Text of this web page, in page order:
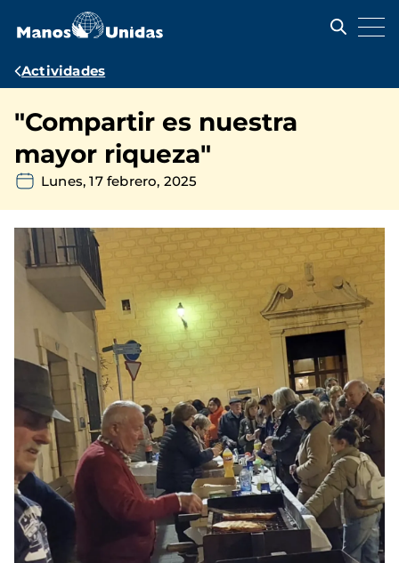
contenido
Ruta
navegación
Actividades
"Compartir es nuestra
mayor riqueza"
Lunes, 17 febrero, 2025